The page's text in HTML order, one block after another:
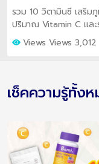
รวม 10 วิตามินซี เสริ
ปริมาณ Vitamin C และ
Views Views 3,012
เช็คความรู้ทั้ง